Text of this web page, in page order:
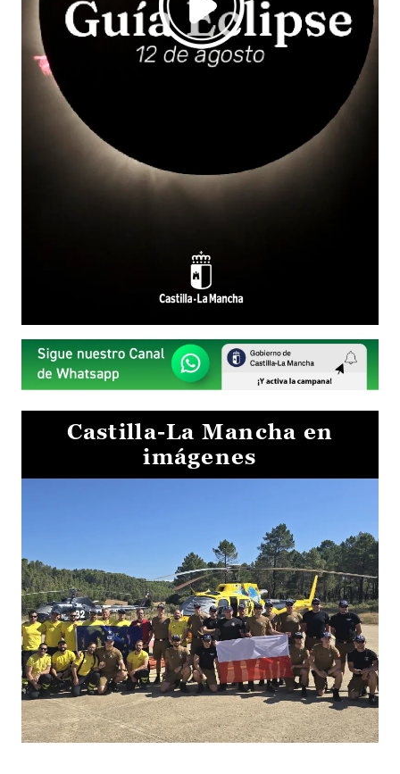
Castilla-La Mancha en
imágenes